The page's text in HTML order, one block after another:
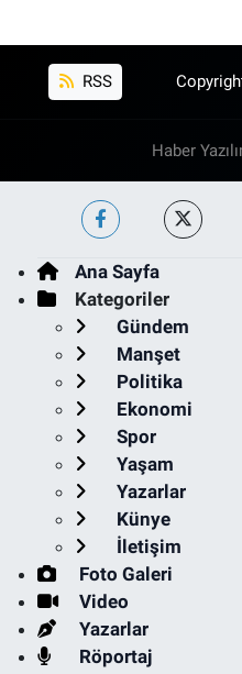
RSS
Haber
Ana Sayfa
Kategoriler
Gündem
Manşet
Politika
Ekonomi
Spor
Yaşam
Yazarlar
Künye
İletişim
Foto Galeri
Video
Yazarlar
Röportaj